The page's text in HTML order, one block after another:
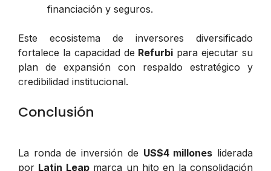
financiación y seguros.
Este ecosistema de inversores diversificado
fortalece la capacidad de Refurbi para ejecutar su
plan de expansión con respaldo estratégico y
credibilidad institucional.
Conclusión
La ronda de inversión de US$4 millones liderada
por Latin Leapmarca un hito en la consolidación